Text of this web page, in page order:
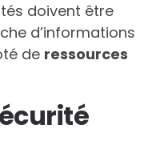
doivent être
d’informations
de ressources